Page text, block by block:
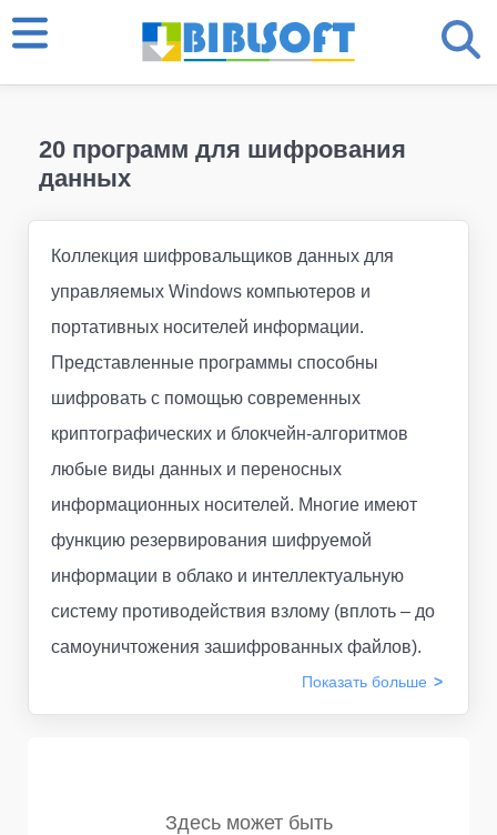
20 программ для шифрования
данных
Коллекция шифровальщиков данных для
управляемых Windows компьютеров и
портативных носителей информации.
Представленные программы способны
шифровать с помощью современных
криптографических и блокчейн-алгоритмов
любые виды данных и переносных
информационных носителей. Многие имеют
функцию резервирования шифруемой
информации в облако и интеллектуальную
систему противодействия взлому (вплоть – до
самоуничтожения зашифрованных файлов).
Показать больше